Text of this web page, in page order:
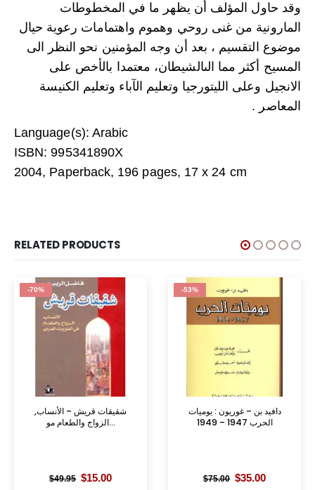
وقد حاول المؤلف أن يظهر ما في المخطوطات
المارونية من غنى روحي وهموم واهتمامات رعوية حيال
موضوع التقسيم ، بعد أن وجه المؤمنين نحو النظر الى
المسيح أكثر مما الىالشيطان، معتمدا بالأخص على
الانجيل وعلى الليتورجيا وتعليم الآباء وتعليم الكنيسة
المعاصر .
Language(s): Arabic
ISBN: 995341890X
2004, Paperback, 196 pages, 17 x 24 cm
RELATED PRODUCTS
-70%
شقيقات قريش – الأنساب,
الزواج والطعام مو...
$49.95 Original
$15.00Current
-53%
دافيد بن – غوريون : يوميات
الحرب 1947 – 1949
$75.00 Original
$35.00Current